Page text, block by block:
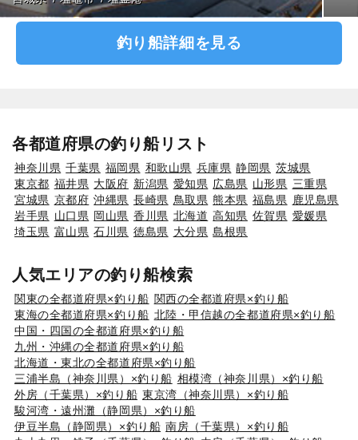
釣り船詳細を見る
各都道府県の釣り船リスト
神奈川県 千葉県 福岡県 和歌山県 兵庫県 静岡県 茨城県
東京都 福井県 大阪府 新潟県 愛知県 広島県 山形県 三重県
宮城県 京都府 沖縄県 長崎県 鳥取県 熊本県 福島県
鹿児島県
岩手県 山口県 岡山県 香川県 北海道 高知県 佐賀県 愛媛県
埼玉県 富山県 石川県 徳島県 大分県 島根県
人気エリアの釣り船検索
関東の全都道府県×釣り船 関西の全都道府県×釣り船
東海の全都道府県×釣り船 北陸・甲信越の全都道府県×釣り船
中国・四国の全都道府県×釣り船
九州・沖縄の全都道府県×釣り船
北海道・東北の全都道府県×釣り船
三浦半島（神奈川県）×釣り船 相模湾（神奈川県）×釣り船
外房（千葉県）×釣り船 東京湾（神奈川県）×釣り船
駿河湾・遠州灘（静岡県）×釣り船
伊豆半島（静岡県）×釣り船 南房（千葉県）×釣り船